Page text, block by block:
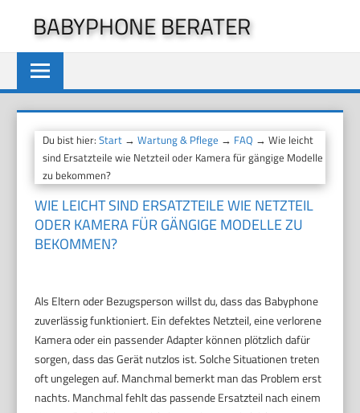
springen
BABYPHONE BERATER
Du bist hier:Start →Wartung & Pflege → FAQ → Wie leicht
sind Ersatzteile wie Netzteil oder Kamera für gängige Modelle
zu bekommen?
WIE LEICHT SIND ERSATZTEILE WIE NETZTEIL
ODER KAMERA FÜR GÄNGIGE MODELLE ZU
BEKOMMEN?
Als Eltern oder Bezugsperson willst du, dass das Babyphone
zuverlässig funktioniert. Ein defektes Netzteil, eine verlorene
Kamera oder ein passender Adapter können plötzlich dafür
sorgen, dass das Gerät nutzlos ist. Solche Situationen treten
oft ungelegen auf. Manchmal bemerkt man das Problem erst
nachts. Manchmal fehlt das passende Ersatzteil nach einem